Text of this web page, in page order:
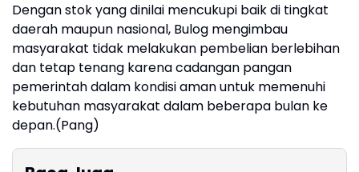
Dengan stok yang dinilai mencukupi baik di tingkat
daerah maupun nasional, Bulog mengimbau
masyarakat tidak melakukan pembelian berlebihan
dan tetap tenang karena cadangan pangan
pemerintah dalam kondisi aman untuk memenuhi
kebutuhan masyarakat dalam beberapa bulan ke
depan.(Pang)